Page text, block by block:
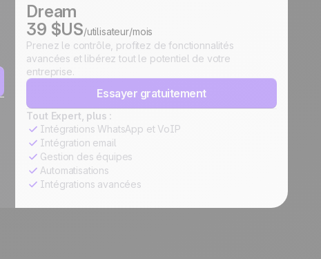
Dream
39 $US/utilisateur/mois
Prenez le contrôle, profitez de fonctionnalités
avancées et libérez tout le potentiel de votre
entreprise.
Essayer gratuitement
Tout Expert, plus :
Intégrations WhatsApp et VoIP
Intégration email
Gestion des équipes
Automatisations
Intégrations avancées